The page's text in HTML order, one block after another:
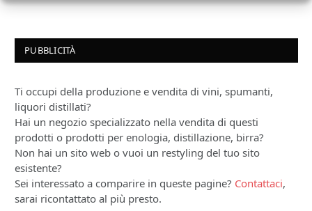
PUBBLICITÀ
Ti occupi della produzione e vendita di vini, spumanti,
liquori distillati?
Hai un negozio specializzato nella vendita di questi
prodotti o prodotti per enologia, distillazione, birra?
Non hai un sito web o vuoi un restyling del tuo sito
esistente?
Sei interessato a comparire in queste pagine? Contattaci,
sarai ricontattato al più presto.